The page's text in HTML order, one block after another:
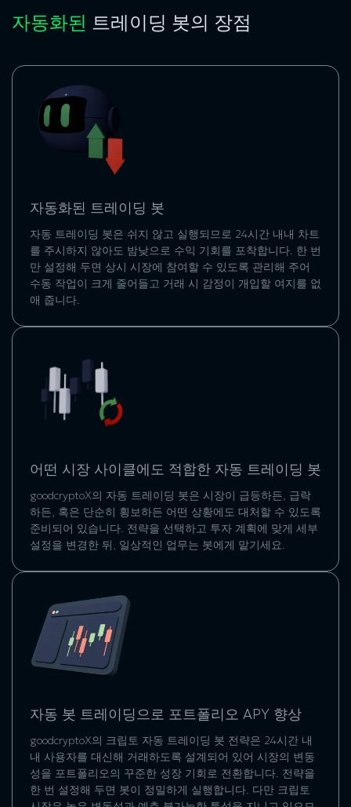
자동화된 트레이딩 봇의 장점
자동화된 트레이딩 봇
자동 트레이딩 봇은 쉬지 않고 실행되므로 24시간 내내 차트
를 주시하지 않아도 밤낮으로 수익 기회를 포착합니다. 한 번
만 설정해 두면 상시 시장에 참여할 수 있도록 관리해 주어
수동 작업이 크게 줄어들고 거래 시 감정이 개입할 여지를 없
애 줍니다.
어떤 시장 사이클에도 적합한 자동 트레이딩 봇
goodcryptoX의 자동 트레이딩 봇은 시장이 급등하든, 급락
하든, 혹은 단순히 횡보하든 어떤 상황에도 대처할 수 있도록
준비되어 있습니다. 전략을 선택하고 투자 계획에 맞게 세부
설정을 변경한 뒤, 일상적인 업무는 봇에게 맡기세요.
자동 봇 트레이딩으로 포트폴리오 APY 향상
goodcryptoX의 크립토 자동 트레이딩 봇 전략은 24시간 내
내 사용자를 대신해 거래하도록 설계되어 있어 시장의 변동
성을 포트폴리오의 꾸준한 성장 기회로 전환합니다. 전략을
한 번 설정해 두면 봇이 정밀하게 실행합니다. 다만 크립토